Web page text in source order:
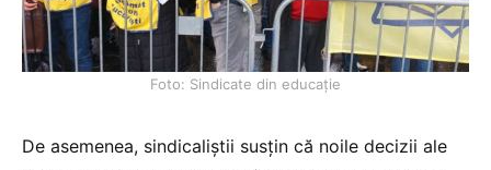
Foto: Sindicate din educație
De asemenea, sindicaliştii susţin că noile decizii ale